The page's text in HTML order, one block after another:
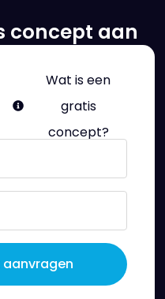
concept aan
Wat is een
gratis
concept?